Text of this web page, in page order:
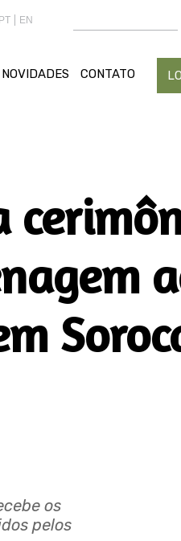
EN
NOVIDADES CONTATO
os
pelos